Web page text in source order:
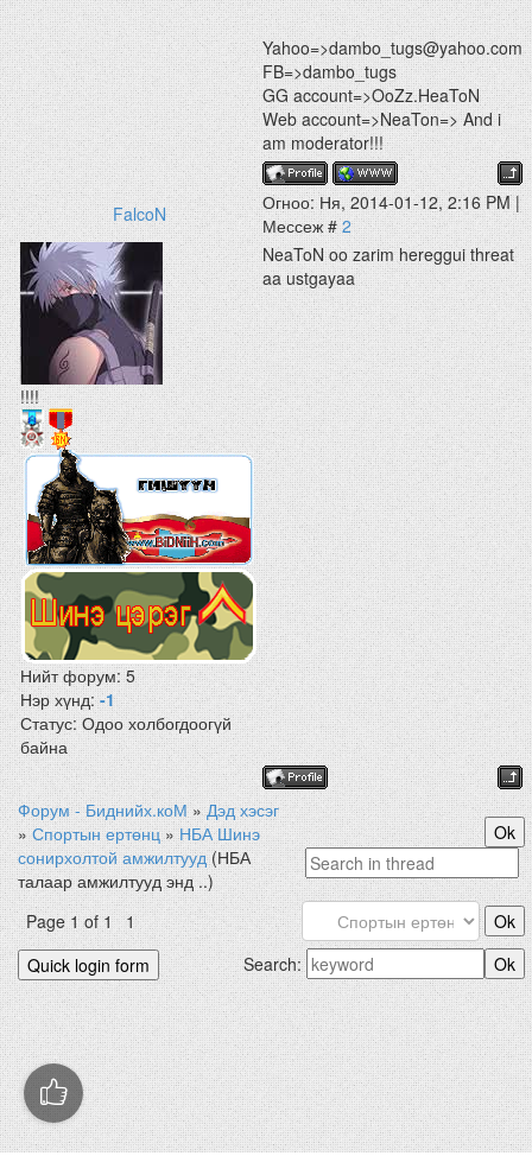
Yahoo=>dambo_tugs@yahoo.com
FB=>dambo_tugs
GG account=>OoZz.HeaToN
Web account=>NeaTon=> And i
am moderator!!!
FalcoN
Огноо: Ня, 2014-01-12, 2:16 PM |
Мессеж #2
!!!!
Нийт форум:5
Нэр хүнд:-1
Статус:Одоо холбогдоогүй
байна
NeaToN oo zarim hereggui threat
aa ustgayaa
Форум - Биднийх.коМ » Дэд хэсэг
» Спортын ертөнц » НБА Шинэ
сонирхолтой амжилтууд (НБА
талаар амжилтууд энд ..)
Page1of1 1
Search: